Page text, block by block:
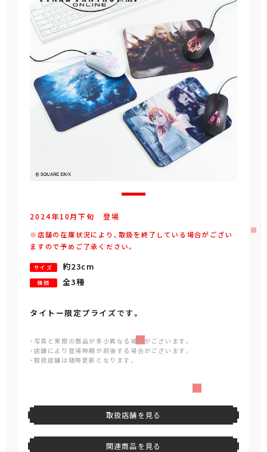
2024年10月下旬 登場
※店舗の在庫状況により、取扱を終了している場合がござい
ますので予めご了承ください。
サイズ 約23cm
種類 全3種
タイトー限定プライズです。
・写真と実際の商品が多少異なる場合がございます。
・店舗により登場時期が前後する場合がございます。
・取扱店舗は随時更新となります。
取扱店舗を見る
関連商品を見る